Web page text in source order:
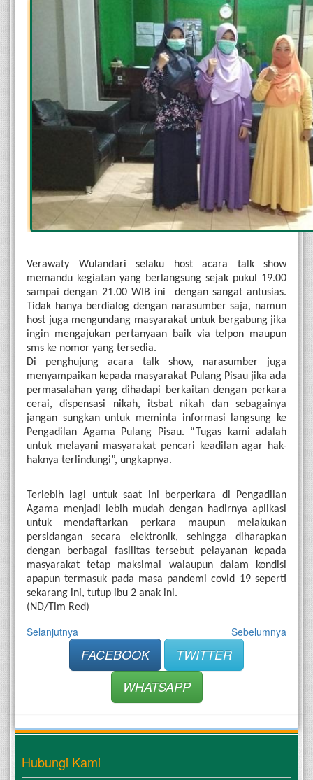
Verawaty Wulandari selaku host acara talk show
memandu kegiatan yang berlangsung sejak pukul 19.00
sampai dengan 21.00 WIB ini  dengan sangat antusias.
Tidak hanya berdialog dengan narasumber saja, namun
host juga mengundang masyarakat untuk bergabung jika
ingin mengajukan pertanyaan baik via telpon maupun
sms ke nomor yang tersedia.
Di penghujung acara talk show, narasumber juga
menyampaikan kepada masyarakat Pulang Pisau jika ada
permasalahan yang dihadapi berkaitan dengan perkara
cerai, dispensasi nikah, itsbat nikah dan sebagainya
jangan sungkan untuk meminta informasi langsung ke
Pengadilan Agama Pulang Pisau. “Tugas kami adalah
untuk melayani masyarakat pencari keadilan agar hak-
haknya terlindungi”, ungkapnya.
Terlebih lagi untuk saat ini berperkara di Pengadilan
Agama menjadi lebih mudah dengan hadirnya aplikasi
untuk mendaftarkan perkara maupun melakukan
persidangan secara elektronik, sehingga diharapkan
dengan berbagai fasilitas tersebut pelayanan kepada
masyarakat tetap maksimal walaupun dalam kondisi
apapun termasuk pada masa pandemi covid 19 seperti
sekarang ini, tutup ibu 2 anak ini.
(ND/Tim Red)
Selanjutnya Sebelumnya
FACEBOOK
TWITTER
WHATSAPP
Hubungi Kami